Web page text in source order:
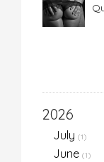
2026
July (1)
June (1)